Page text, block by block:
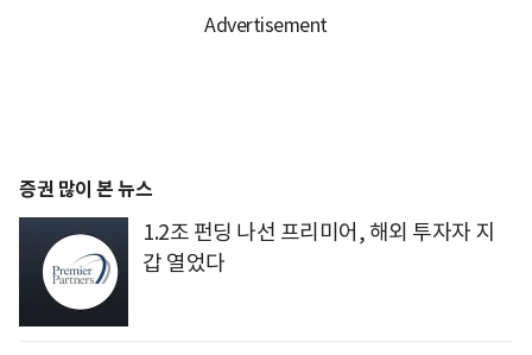
증권 많이 본 뉴스
1.2조 펀딩 나선 프리미어, 해외 투자자 지
갑 열었다